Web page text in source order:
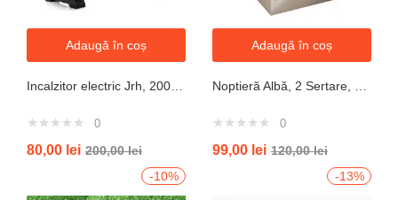
Adaugă în coș
0
80,00 lei 200,00lei
Adaugă în coș
0
99,00 lei 120,00lei
-10%
-13%